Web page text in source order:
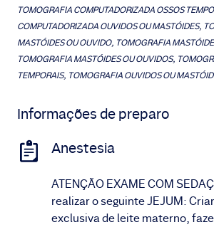
TOMOGRAFIA COMPUTADORIZADA OSSOS
COMPUTADORIZADA OUVIDOS OU MASTÓIDES,
MASTÓIDES OU OUVIDO, TOMOGRAFIA
TOMOGRAFIA MASTÓIDES OU OUVIDOS,
TEMPORAIS, TOMOGRAFIA OUVIDOS OU
Informações de preparo
Anestesia
ATENÇÃO EXAME COM
realizar o seguinte JEJUM:
exclusiva de leite materno,